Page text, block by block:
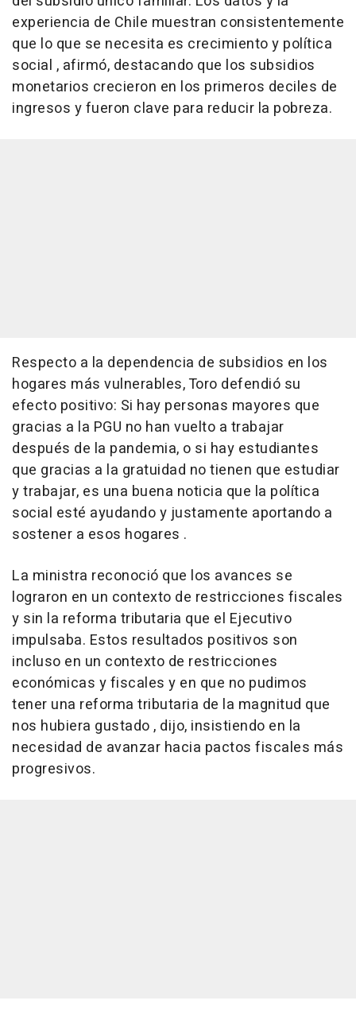
experiencia de Chile muestran consistentemente
que lo que se necesita es crecimiento y política
social , afirmó, destacando que los subsidios
monetarios crecieron en los primeros deciles de
ingresos y fueron clave para reducir la pobreza.
Respecto a la dependencia de subsidios en los
hogares más vulnerables, Toro defendió su
efecto positivo: Si hay personas mayores que
gracias a la PGU no han vuelto a trabajar
después de la pandemia, o si hay estudiantes
que gracias a la gratuidad no tienen que estudiar
y trabajar, es una buena noticia que la política
social esté ayudando y justamente aportando a
sostener a esos hogares .
La ministra reconoció que los avances se
lograron en un contexto de restricciones fiscales
y sin la reforma tributaria que el Ejecutivo
impulsaba. Estos resultados positivos son
incluso en un contexto de restricciones
económicas y fiscales y en que no pudimos
tener una reforma tributaria de la magnitud que
nos hubiera gustado , dijo, insistiendo en la
necesidad de avanzar hacia pactos fiscales más
progresivos.